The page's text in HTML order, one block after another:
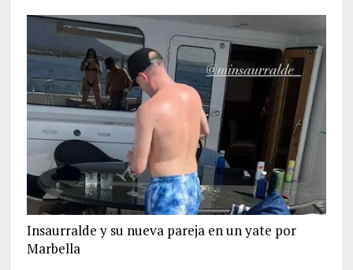
Insaurralde y su nueva pareja en un yate por
Marbella